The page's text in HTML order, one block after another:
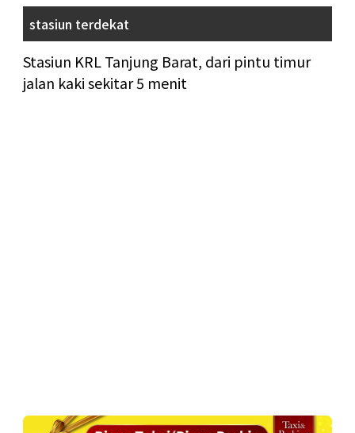
stasiun terdekat
Stasiun KRL Tanjung Barat, dari pintu timur
jalan kaki sekitar 5 menit